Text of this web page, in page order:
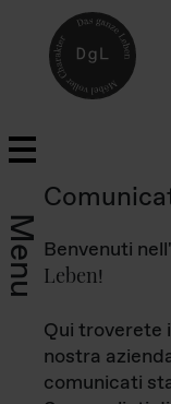
Menu Benvenuti
Leben!
Qui troverete
nostra
comunicati